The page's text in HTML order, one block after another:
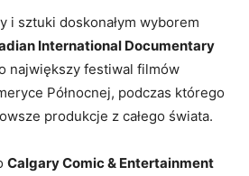
i sztuki doskonałym wyborem
International Documentary
największy festiwal filmów
Północnej, podczas którego
produkcje z całego świata.
Calgary ⁣Comic & Entertainment